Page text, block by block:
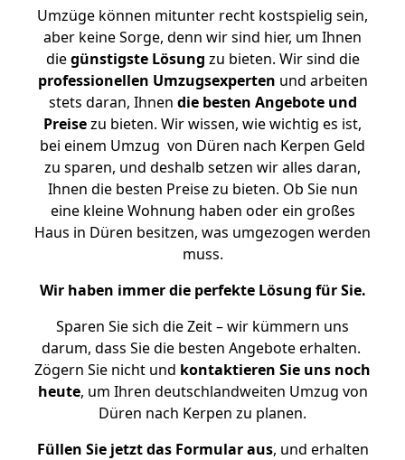
Umzüge können mitunter recht kostspielig sein,
aber keine Sorge, denn wir sind hier, um Ihnen
diegünstigste Lösung zu bieten. Wir sind die
professionellen Umzugsexperten und arbeiten
stets daran, Ihnen die besten Angebote und
Preisezu bieten. Wir wissen, wie wichtig es ist,
bei einem Umzug von Düren nach Kerpen Geld
zu sparen, und deshalb setzen wir alles daran,
Ihnen die besten Preise zu bieten. Ob Sie nun
eine kleine Wohnung haben oder ein großes
Haus in Düren besitzen, was umgezogen werden
muss.
Wir haben immer die perfekte Lösung für Sie.
Sparen Sie sich die Zeit – wir kümmern uns
darum, dass Sie die besten Angebote erhalten.
Zögern Sie nicht und kontaktieren Sie uns noch
heute, um Ihren deutschlandweiten Umzug von
Düren nach Kerpen zu planen.
Füllen Sie jetzt das Formular aus, und erhalten